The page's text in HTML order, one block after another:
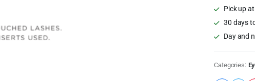
Pick up
30 days
Day and
Categories: